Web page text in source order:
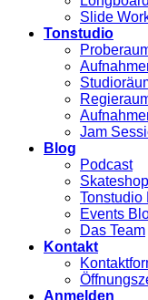
Slide
Tonstudio
Jam
Blog
Podcast
Tonstudio
Events
Das Team
Kontakt
Anmelden